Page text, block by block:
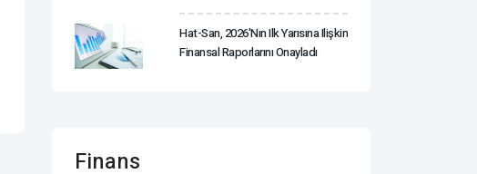
Hat-San, 2026'nın Ilk Yarısına Ilişkin
Finansal Raporlarını Onayladı
Finans